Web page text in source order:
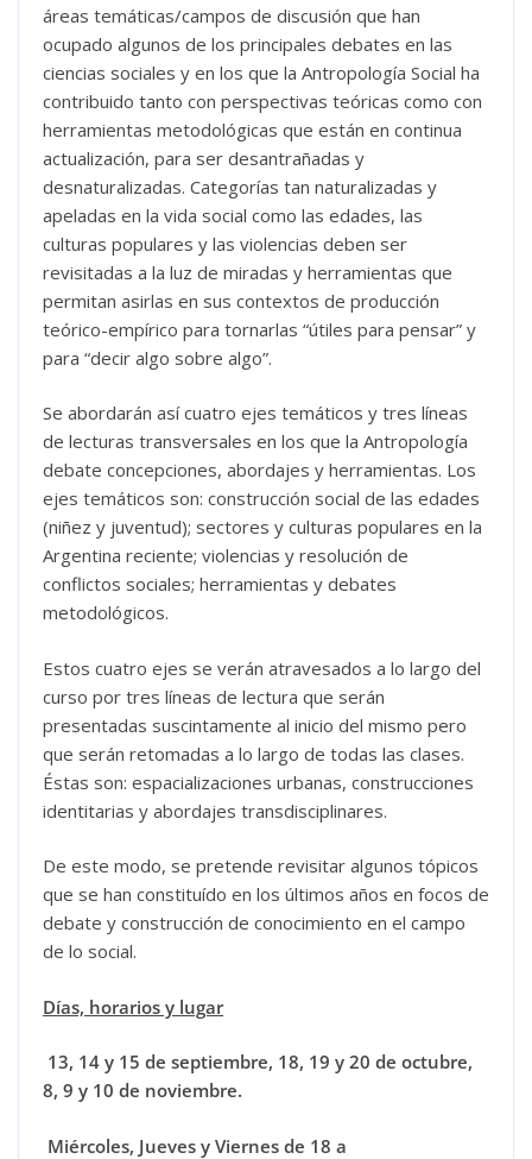
áreas temáticas/campos de discusión que han
ocupado algunos de los principales debates en las
ciencias sociales y en los que la Antropología Social ha
contribuido tanto con perspectivas teóricas como con
herramientas metodológicas que están en continua
actualización, para ser desantrañadas y
desnaturalizadas. Categorías tan naturalizadas y
apeladas en la vida social como las edades, las
culturas populares y las violencias deben ser
revisitadas a la luz de miradas y herramientas que
permitan asirlas en sus contextos de producción
teórico-empírico para tornarlas “útiles para pensar” y
para “decir algo sobre algo”.
Se abordarán así cuatro ejes temáticos y tres líneas
de lecturas transversales en los que la Antropología
debate concepciones, abordajes y herramientas. Los
ejes temáticos son: construcción social de las edades
(niñez y juventud); sectores y culturas populares en la
Argentina reciente; violencias y resolución de
conflictos sociales; herramientas y debates
metodológicos.
Estos cuatro ejes se verán atravesados a lo largo del
curso por tres líneas de lectura que serán
presentadas suscintamente al inicio del mismo pero
que serán retomadas a lo largo de todas las clases.
Éstas son: espacializaciones urbanas, construcciones
identitarias y abordajes transdisciplinares.
De este modo, se pretende revisitar algunos tópicos
que se han constituído en los últimos años en focos de
debate y construcción de conocimiento en el campo
de lo social.
Días, horarios y lugar
13, 14 y 15 de septiembre, 18, 19 y 20 de octubre,
8, 9 y 10 de noviembre.
Miércoles, Jueves y Viernes de 18 a